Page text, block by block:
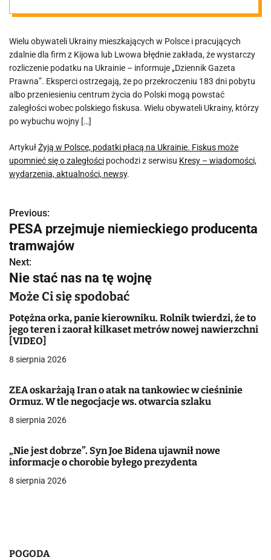
upomnieć się o
zaległości
Wielu obywateli Ukrainy mieszkających w Polsce i pracujących
zdalnie dla firm z Kijowa lub Lwowa błędnie zakłada, że wystarczy
rozliczenie podatku na Ukrainie – informuje „Dziennik Gazeta
Prawna”. Eksperci ostrzegają, że po przekroczeniu 183 dni pobytu
albo przeniesieniu centrum życia do Polski mogą powstać
zaległości wobec polskiego fiskusa. Wielu obywateli Ukrainy, którzy
po wybuchu wojny […]
ArtykułŻyją w Polsce, podatki płacą na Ukrainie. Fiskus może
upomnieć się o zaległości pochodzi z serwisu Kresy – wiadomości,
wydarzenia, aktualności, newsy.
N
a
w
i
a
c
a
w
p
i
Previous:
PESA przejmuje niemieckiego producenta
tramwajów
Next:
Nie stać nas na tę wojnę
Może Ci się spodobać
Potężna orka, panie kierowniku. Rolnik twierdzi, że to
jego teren i zaorał kilkaset metrów nowej nawierzchni
[VIDEO]
8 sierpnia 2026
ZEA oskarżają Iran o atak na tankowiec w cieśninie
Ormuz. W tle negocjacje ws. otwarcia szlaku
8 sierpnia 2026
„Nie jest dobrze”. Syn Joe Bidena ujawnił nowe
informacje o chorobie byłego prezydenta
8 sierpnia 2026
POGODA